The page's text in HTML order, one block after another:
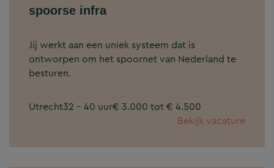
spoorse infra
Jij werkt aan een uniek systeem dat is
ontworpen om het spoornet van Nederland te
besturen.
Utrecht32 - 40 uur€ 3.000 tot € 4.500
Bekijk vacature